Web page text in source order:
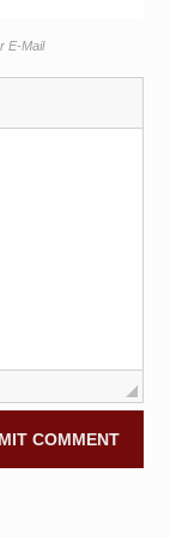
E-Mail